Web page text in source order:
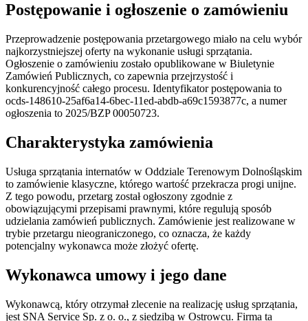
Postępowanie i ogłoszenie o zamówieniu
Przeprowadzenie postępowania przetargowego miało na celu wybór
najkorzystniejszej oferty na wykonanie usługi sprzątania.
Ogłoszenie o zamówieniu zostało opublikowane w Biuletynie
Zamówień Publicznych, co zapewnia przejrzystość i
konkurencyjność całego procesu. Identyfikator postępowania to
ocds-148610-25af6a14-6bec-11ed-abdb-a69c1593877c, a numer
ogłoszenia to 2025/BZP 00050723.
Charakterystyka zamówienia
Usługa sprzątania internatów w Oddziale Terenowym Dolnośląskim
to zamówienie klasyczne, którego wartość przekracza progi unijne.
Z tego powodu, przetarg został ogłoszony zgodnie z
obowiązującymi przepisami prawnymi, które regulują sposób
udzielania zamówień publicznych. Zamówienie jest realizowane w
trybie przetargu nieograniczonego, co oznacza, że każdy
potencjalny wykonawca może złożyć ofertę.
Wykonawca umowy i jego dane
Wykonawcą, który otrzymał zlecenie na realizację usług sprzątania,
jest SNA Service Sp. z o. o., z siedzibą w Ostrowcu. Firma ta